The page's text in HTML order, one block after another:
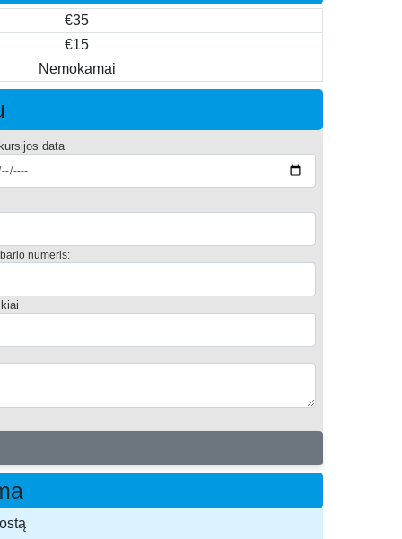
€35
€15
Nemokamai
data
numeris: